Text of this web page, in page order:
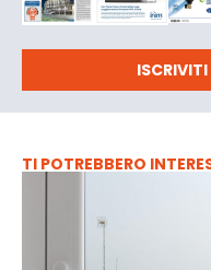
ISCRIVITI
TI POTREBBERO